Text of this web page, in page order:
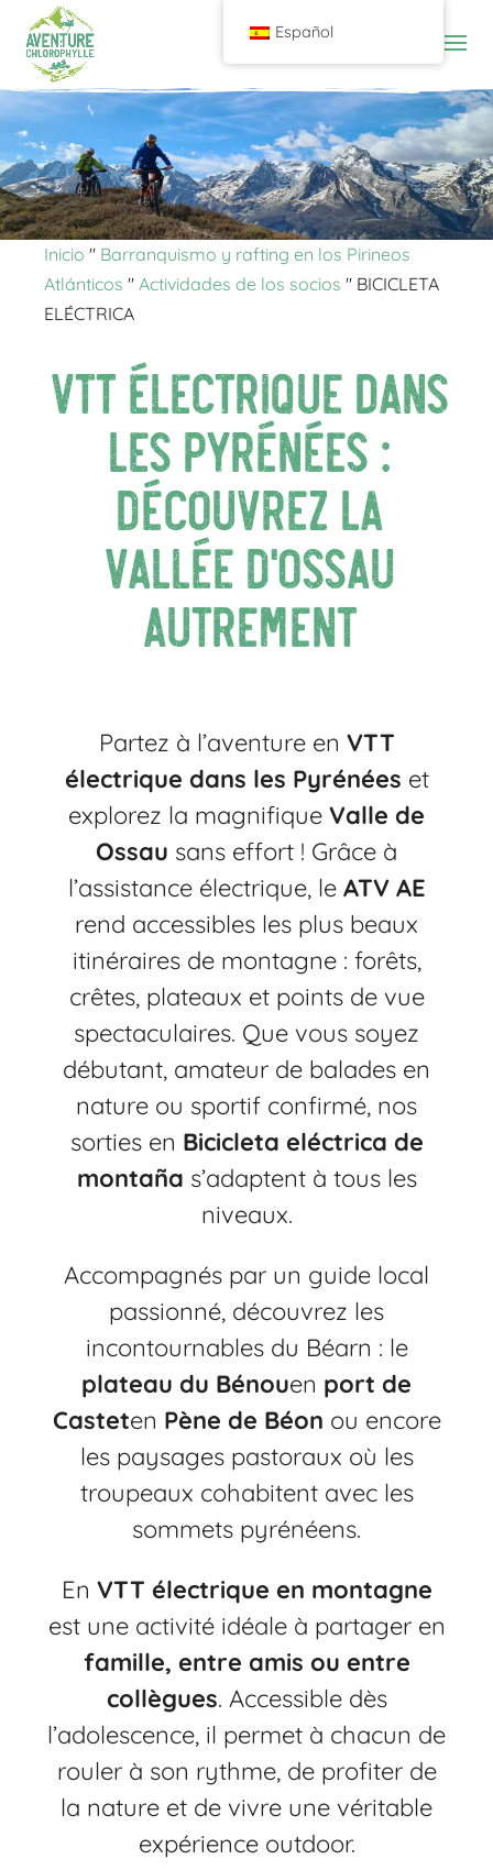
Inicio " Barranquismo y rafting en los Pirineos
Atlánticos "Actividades de los socios " BICICLETA
ELÉCTRICA
VTT électrique dans
les Pyrénées :
découvrez la
vallée d’Ossau
autrement
Partez à l’aventure en VTT
électrique dans les Pyrénées et
explorez la magnifique Valle de
Ossau sans effort ! Grâce à
l’assistance électrique, le ATV AE
rend accessibles les plus beaux
itinéraires de montagne : forêts,
crêtes, plateaux et points de vue
spectaculaires. Que vous soyez
débutant, amateur de balades en
nature ou sportif confirmé, nos
sorties en Bicicleta eléctrica de
montaña s’adaptent à tous les
niveaux.
Accompagnés par un guide local
passionné, découvrez les
incontournables du Béarn : le
plateau du Bénouen port de
Casteten Pène de Béon ou encore
les paysages pastoraux où les
troupeaux cohabitent avec les
sommets pyrénéens.
En VTT électrique en montagne
est une activité idéale à partager en
famille, entre amis ou entre
collègues. Accessible dès
l’adolescence, il permet à chacun de
rouler à son rythme, de profiter de
la nature et de vivre une véritable
expérience outdoor.
Español